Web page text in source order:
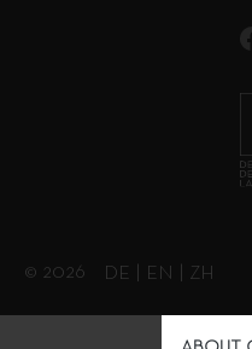
© 2026 DE EN ZH